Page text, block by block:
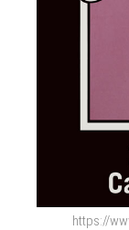
https://